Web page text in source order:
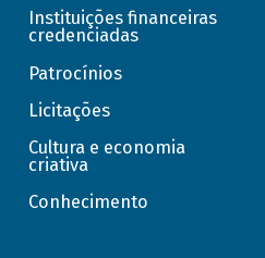
Instituições financeiras
credenciadas
Patrocínios
Licitações
Cultura e economia
criativa
Conhecimento